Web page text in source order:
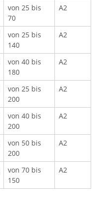
von 25 bis
70
A2
von 25 bis
140
A2
von 40 bis
180
A2
von 25 bis
200
A2
von 40 bis
200
A2
von 50 bis
200
A2
von 70 bis
150
A2